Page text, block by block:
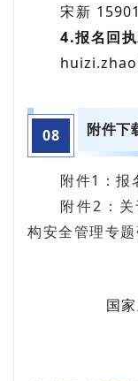
宋新
4.报名回
08 附件下
附件1：报
附件2：
构安全管理专
国